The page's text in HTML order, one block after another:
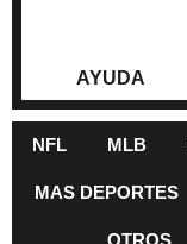
AYUDA
NFL MLB
MAS DEPORTES
OTROS